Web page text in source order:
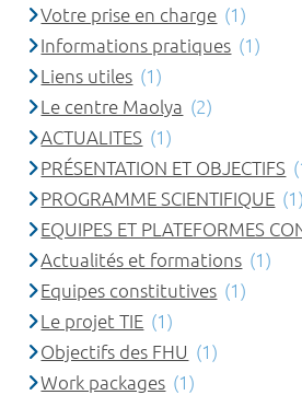
Votre prise en charge (1)
Informations pratiques (1)
Liens utiles (1)
Le centre Maolya (2)
ACTUALITES (1)
PRÉSENTATION ET OBJECTIFS
PROGRAMME SCIENTIFIQUE (1)
EQUIPES ET PLATEFORMES
Actualités et formations (1)
Equipes constitutives (1)
Le projet TIE (1)
Objectifs des FHU (1)
Work packages (1)